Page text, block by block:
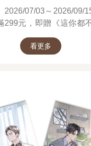
件夾
2026/07/03～2026/09/
299元，即贈《這你都
不累贈，數量有限，送完
看更多